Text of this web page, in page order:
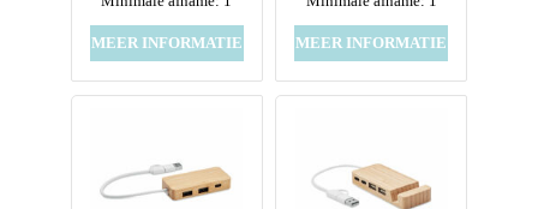
MEER INFORMATIE MEER INFORMATIE